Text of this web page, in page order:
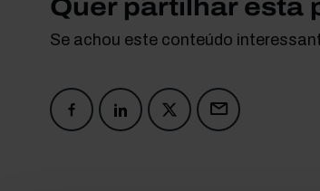
Quer partilhar esta
Se achou este conteúdo